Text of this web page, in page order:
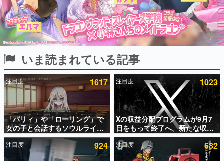
ピックアップ
電ファミのいま読まれている記事ランキング
アプリセール情報
インタビュー
連載・特集一覧
いま読まれている記事
注目度 1617
「パリィ」や「ローリング」で
女の子と会話するソウルライク
恋愛ゲーム『小早川さんはソウ
ルライク』無料公開。返事に失
敗すると「YOU DIED」
注目度 1023
Xの収益分配プログラムが9月7
日をもって終了へ。新たな収益
化制度「Original Content
Rewards Program」を発表
注目度 924 注目度 682